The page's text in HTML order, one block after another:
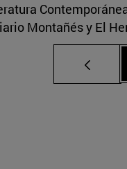
Montañés y El